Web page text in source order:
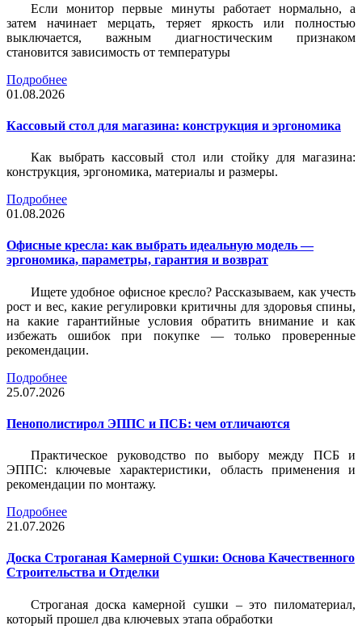
Если монитор первые минуты работает нормально, а
затем начинает мерцать, теряет яркость или полностью
выключается, важным диагностическим признаком
становится зависимость от температуры
Подробнее
01.08.2026
Кассовый стол для магазина: конструкция и эргономика
Как выбрать кассовый стол или стойку для магазина:
конструкция, эргономика, материалы и размеры.
Подробнее
01.08.2026
Офисные кресла: как выбрать идеальную модель —
эргономика, параметры, гарантия и возврат
Ищете удобное офисное кресло? Рассказываем, как учесть
рост и вес, какие регулировки критичны для здоровья спины,
на какие гарантийные условия обратить внимание и как
избежать ошибок при покупке — только проверенные
рекомендации.
Подробнее
25.07.2026
Пенополистирол ЭППС и ПСБ: чем отличаются
Практическое руководство по выбору между ПСБ и
ЭППС: ключевые характеристики, область применения и
рекомендации по монтажу.
Подробнее
21.07.2026
Доска Строганая Камерной Сушки: Основа Качественного
Строительства и Отделки
Строганая доска камерной сушки – это пиломатериал,
который прошел два ключевых этапа обработки